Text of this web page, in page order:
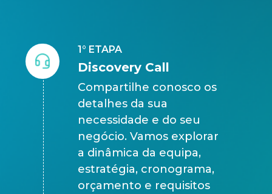
1° ETAPA
Discovery Call
Compartilhe conosco os
detalhes da sua
necessidade e do seu
negócio. Vamos explorar
a dinâmica da equipa,
estratégia, cronograma,
orçamento e requisitos